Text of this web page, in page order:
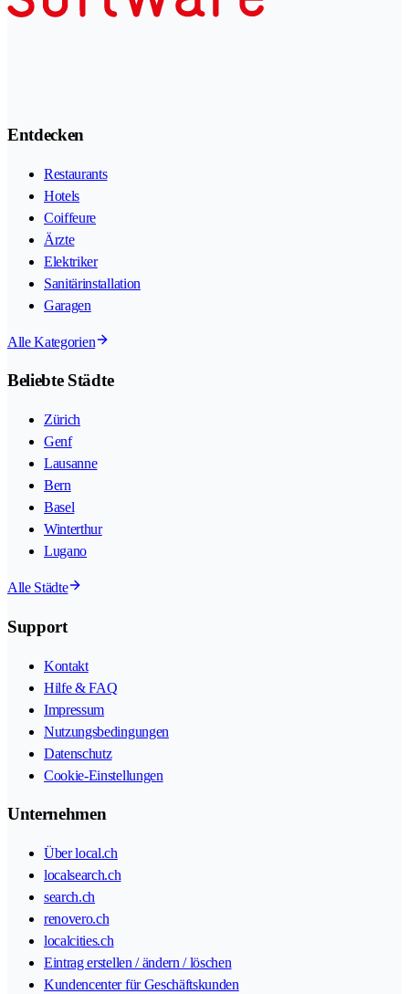
Entdecken
Restaurants
Hotels
Coiffeure
Ärzte
Elektriker
Sanitärinstallation
Garagen
Alle Kategorien
Beliebte Städte
Zürich
Genf
Lausanne
Bern
Basel
Winterthur
Lugano
Alle Städte
Support
Kontakt
Hilfe & FAQ
Impressum
Nutzungsbedingungen
Datenschutz
Cookie-Einstellungen
Unternehmen
Über local.ch
localsearch.ch
search.ch
renovero.ch
localcities.ch
Eintrag erstellen / ändern / löschen
Kundencenter für Geschäftskunden